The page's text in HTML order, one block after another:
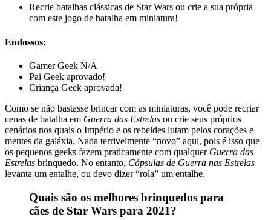
Recrie batalhas clássicas de Star Wars ou crie a sua própria
com este jogo de batalha em miniatura!
Endossos:
Gamer Geek N/A
Pai Geek aprovado!
Criança Geek aprovada!
Como se não bastasse brincar com as miniaturas, você pode recriar
cenas de batalha em Guerra das Estrelas ou crie seus próprios
cenários nos quais o Império e os rebeldes lutam pelos corações e
mentes da galáxia. Nada terrivelmente “novo” aqui, pois é isso que
os pequenos geeks fazem praticamente com qualquer Guerra das
Estrelas brinquedo. No entanto, Cápsulas de Guerra nas Estrelas
levanta um entalhe, ou devo dizer “rola” um entalhe.
Quais são os melhores brinquedos para
cães de Star Wars para 2021?